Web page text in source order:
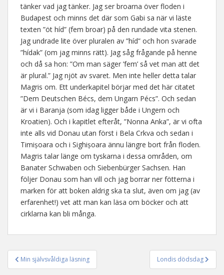
tänker vad jag tänker. Jag ser broarna över floden i
Budapest och minns det där som Gabi sa när vi läste
texten ”öt híd” (fem broar) på den rundade vita stenen.
Jag undrade lite över pluralen av ”híd” och hon svarade
”hídak” (om jag minns rätt). Jag såg frågande på henne
och då sa hon: ”Om man säger ’fem’ så vet man att det
är plural.” Jag njöt av svaret. Men inte heller detta talar
Magris om. Ett underkapitel börjar med det här citatet
”Dem Deutschen Bécs, dem Ungarn Pécs”. Och sedan
är vi i Baranja (som idag ligger både i Ungern och
Kroatien). Och i kapitlet efteråt, ”Nonna Anka”, är vi ofta
inte alls vid Donau utan först i Bela Crkva och sedan i
Timișoara och i Sighișoara ännu längre bort från floden.
Magris talar länge om tyskarna i dessa områden, om
Banater Schwaben och Siebenbürger Sachsen. Han
följer Donau som han vill och jag borrar ner fötterna i
marken för att boken aldrig ska ta slut, även om jag (av
erfarenhet!) vet att man kan läsa om böcker och att
cirklarna kan bli många.
Inläggsnavigering
Min självsvåldiga läsning Londis dödsdag